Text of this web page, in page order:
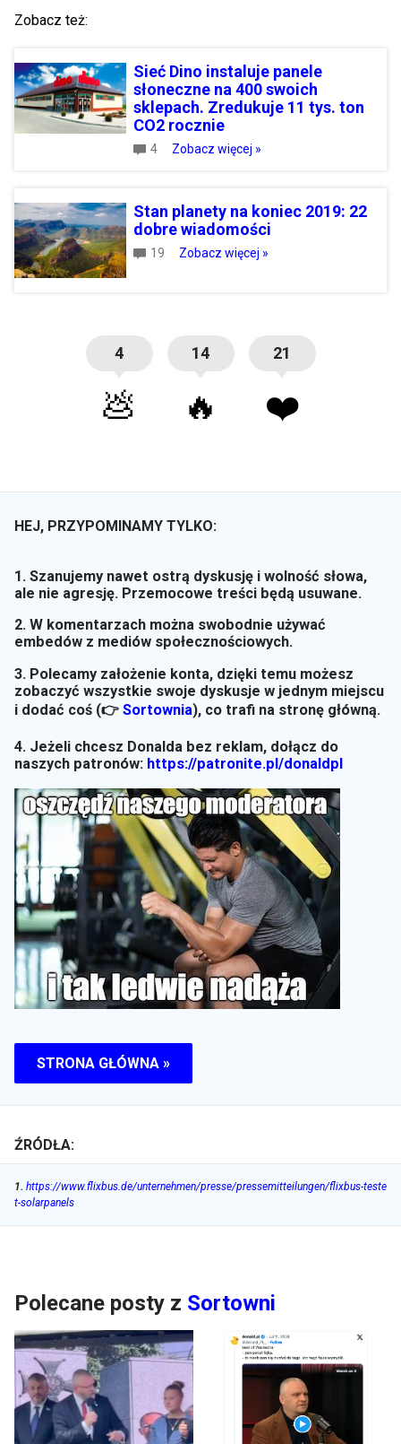
Zobacz też:
Sieć Dino instaluje panele
słoneczne na 400 swoich
sklepach. Zredukuje 11 tys. ton
CO2 rocznie
4 Zobacz więcej »
Stan planety na koniec 2019: 22
dobre wiadomości
19 Zobacz więcej »
4
💩
14
🔥
21
❤️
HEJ, PRZYPOMINAMY TYLKO:
1. Szanujemy nawet ostrą dyskusję i wolność słowa,
ale nie agresję. Przemocowe treści będą usuwane.
2. W komentarzach można swobodnie używać
embedów z mediów społecznościowych.
3. Polecamy założenie konta, dzięki temu możesz
zobaczyć wszystkie swoje dyskusje w jednym miejscu
i dodać coś (👉 Sortownia), co trafi na stronę główną.
4. Jeżeli chcesz Donalda bez reklam, dołącz do
naszych patronów: https://patronite.pl/donaldpl
STRONA GŁÓWNA »
ŹRÓDŁA:
1. https://www.flixbus.de/unternehmen/presse/pressemitteilungen/flixbus-teste
t-solarpanels
Polecane posty z Sortowni